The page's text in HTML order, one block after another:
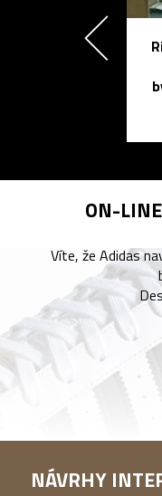
ON-LINE
Víte, že Adidas
NÁVRHY